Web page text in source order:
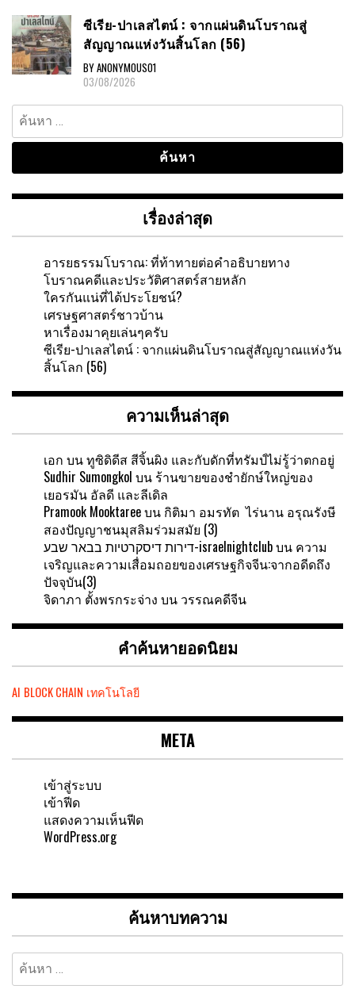
ซีเรีย-ปาเลสไตน์ : จากแผ่นดินโบราณสู่
สัญญาณแห่งวันสิ้นโลก (56)
BY ANONYMOUS01
03/08/2026
ค้นหา
สำหรับ:
เรื่องล่าสุด
อารยธรรมโบราณ: ที่ท้าทายต่อคำอธิบายทาง
โบราณคดีและประวัติศาสตร์สายหลัก
ใครกันแน่ที่ได้ประโยชน์?
เศรษฐศาสตร์ชาวบ้าน
หาเรื่องมาคุยเล่นๆครับ
ซีเรีย-ปาเลสไตน์ : จากแผ่นดินโบราณสู่สัญญาณแห่งวัน
สิ้นโลก (56)
ความเห็นล่าสุด
เอก บนทูซิดิดีส สีจิ้นผิง และกับดักที่ทรัมป์ไม่รู้ว่าตกอยู่
Sudhir Sumongkol บน ร้านขายของชำยักษ์ใหญ่ของ
เยอรมัน อัลดี และลีเดิล
Pramook Mooktareeบน กิติมา อมรทัต ไร่นาน อรุณรังษี
สองปัญญาชนมุสลิมร่วมสมัย (3)
דירות דיסקרטיות בבאר שבע-israelnightclubบน ความ
เจริญและความเสื่อมถอยของเศรษฐกิจจีน:จากอดีดถึง
ปัจจุบัน(3)
จิดาภา ตั้งพรกระจ่าง บน วรรณคดีจีน
คำค้นหายอดนิยม
AI BLOCK CHAIN เทคโนโลยี
META
เข้าสู่ระบบ
เข้าฟีด
แสดงความเห็นฟีด
WordPress.org
ค้นหาบทความ
ค้นหา
สำหรับ: